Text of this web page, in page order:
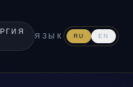
ЯЗЫК RU EN